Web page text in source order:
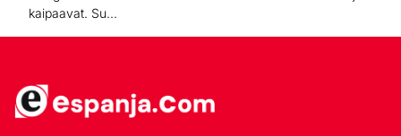
kaipaavat. Su...